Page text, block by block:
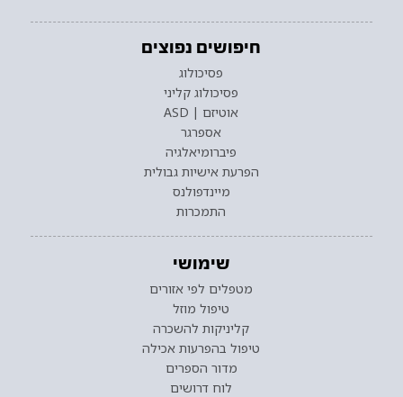
חיפושים נפוצים
פסיכולוג
פסיכולוג קליני
אוטיזם | ASD
אספרגר
פיברומיאלגיה
הפרעת אישיות גבולית
מיינדפולנס
התמכרות
שימושי
מטפלים לפי אזורים
טיפול מוזל
קליניקות להשכרה
טיפול בהפרעות אכילה
מדור הספרים
לוח דרושים